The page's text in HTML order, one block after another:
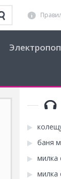
баня
милка
милка